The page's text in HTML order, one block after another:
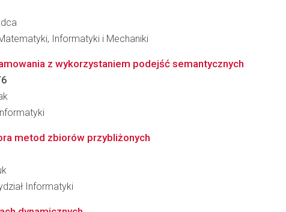
Informatyki i Mechaniki
z wykorzystaniem podejść semantycznych
metod zbiorów przybliżonych
Informatyki